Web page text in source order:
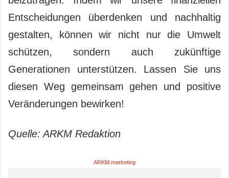
Entscheidungen überdenken und nachhaltig
gestalten, können wir nicht nur die Umwelt
schützen, sondern auch zukünftige
Generationen unterstützen. Lassen Sie uns
diesen Weg gemeinsam gehen und positive
Veränderungen bewirken!
Quelle: ARKM Redaktion
ARKM.marketing